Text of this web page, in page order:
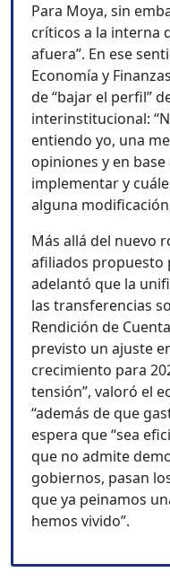
Para Moya, sin
críticos a la interna
afuera”. En ese
Economía y
de “bajar el perfil”
interinstitucional:
entiendo yo, una
opiniones y en
implementar y
alguna
Más allá del nuevo
afiliados propuesto
adelantó que la
las transferencias
Rendición de
previsto un ajuste
crecimiento para
tensión”, valoró el
“además de que
espera que “sea
que no admite
gobiernos, pasan
que ya peinamos
hemos vivido”.